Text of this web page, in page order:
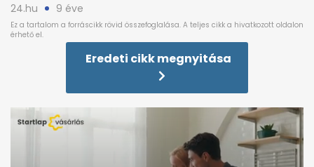
24.hu 9 éve
Eredeti cikk megnyitása